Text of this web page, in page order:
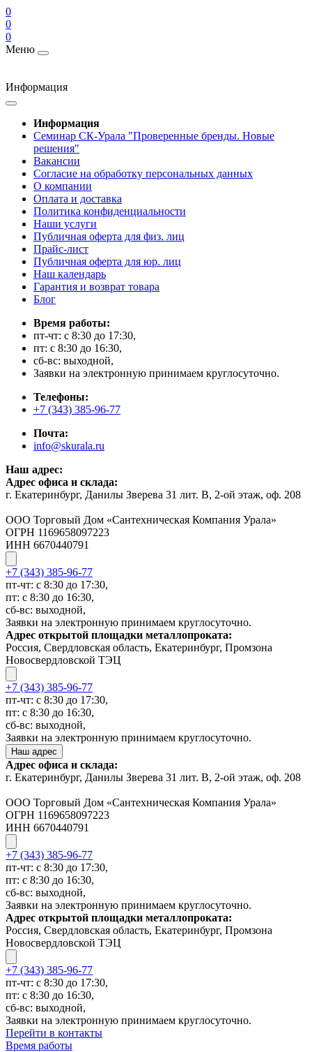
0
0
0
Меню
Информация
Информация
Cеминар СК-Урала "Проверенные бренды. Новые
решения"
Вакансии
Согласие на обработку персональных данных
О компании
Оплата и доставка
Политика конфиденциальности
Наши услуги
Публичная оферта для физ. лиц
Прайс-лист
Публичная оферта для юр. лиц
Наш календарь
Гарантия и возврат товара
Блог
Время работы:
пт-чт: с 8:30 до 17:30,
пт: с 8:30 до 16:30,
сб-вс: выходной,
Заявки на электронную принимаем круглосуточно.
Телефоны:
+7 (343) 385-96-77
Почта:
info@skurala.ru
Наш адрес:
Адрес офиса и склада:
г. Екатеринбург, Данилы Зверева 31 лит. В, 2-ой этаж, оф. 208
ООО Торговый Дом «Сантехническая Компания Урала»
ОГРН 1169658097223
ИНН 6670440791
+7 (343) 385-96-77
пт-чт: с 8:30 до 17:30,
пт: с 8:30 до 16:30,
сб-вс: выходной,
Заявки на электронную принимаем круглосуточно.
Адрес открытой площадки металлопроката:
Россия, Свердловская область, Екатеринбург, Промзона
Новосвердловской ТЭЦ
+7 (343) 385-96-77
пт-чт: с 8:30 до 17:30,
пт: с 8:30 до 16:30,
сб-вс: выходной,
Заявки на электронную принимаем круглосуточно.
Наш адрес
Адрес офиса и склада:
г. Екатеринбург, Данилы Зверева 31 лит. В, 2-ой этаж, оф. 208
ООО Торговый Дом «Сантехническая Компания Урала»
ОГРН 1169658097223
ИНН 6670440791
+7 (343) 385-96-77
пт-чт: с 8:30 до 17:30,
пт: с 8:30 до 16:30,
сб-вс: выходной,
Заявки на электронную принимаем круглосуточно.
Адрес открытой площадки металлопроката:
Россия, Свердловская область, Екатеринбург, Промзона
Новосвердловской ТЭЦ
+7 (343) 385-96-77
пт-чт: с 8:30 до 17:30,
пт: с 8:30 до 16:30,
сб-вс: выходной,
Заявки на электронную принимаем круглосуточно.
Перейти в контакты
Время работы